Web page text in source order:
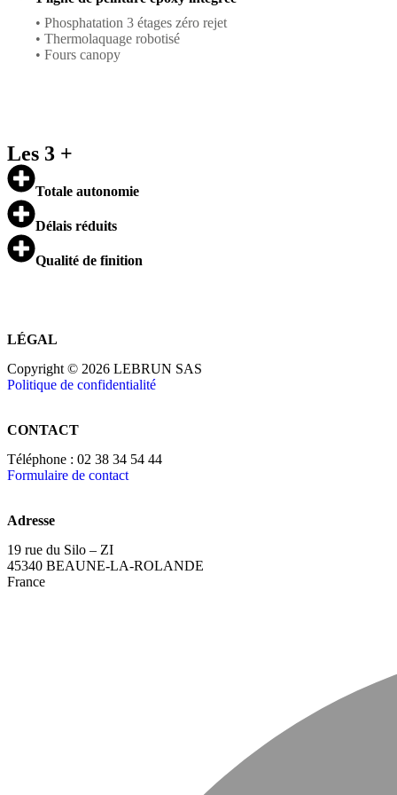
• Phosphatation 3 étages zéro rejet
• Thermolaquage robotisé
• Fours canopy
Les 3 +
Totale autonomie
Délais réduits
Qualité de finition
LÉGAL
Copyright © 2026 LEBRUN SAS
Politique de confidentialité
CONTACT
Téléphone : 02 38 34 54 44​
Formulaire de contact
Adresse
19 rue du Silo – ZI
45340 BEAUNE-LA-ROLANDE
France